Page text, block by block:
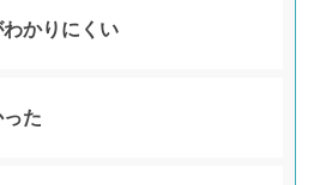
かりにくい
た